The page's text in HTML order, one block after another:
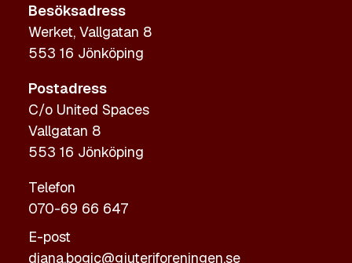
Besöksadress
Werket, Vallgatan 8
553 16 Jönköping
Postadress
C/o United Spaces
Vallgatan 8
553 16 Jönköping
Telefon
070-69 66 647
E-post
diana.bogic@gjuteriforeningen.se